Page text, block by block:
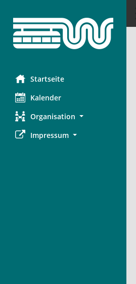
Startseite
Kalender
Organisation
Impressum